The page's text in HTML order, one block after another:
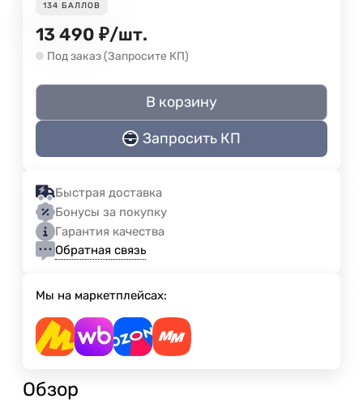
134 БАЛЛОВ
13 490 ₽/шт.
Под заказ (Запросите КП)
В корзину
Запросить КП
Быстрая доставка
Бонусы за покупку
Гарантия качества
Обратная связь
Мы на маркетплейсах:
Обзор